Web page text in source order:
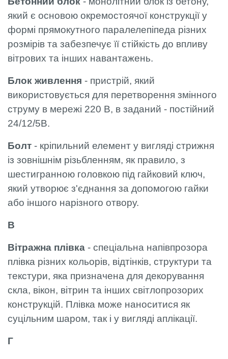
який є основою окремостоячої конструкції у
формі прямокутного паралелепіпеда різних
розмірів та забезпечує її стійкість до впливу
вітрових та інших навантажень.
Блок живлення - пристрій, який
використовується для перетворення змінного
струму в мережі 220 В, в заданий - постійний
24/12/5В.
Болт - кріпильний елемент у вигляді стрижня
із зовнішнім різьбленням, як правило, з
шестигранною головкою під гайковий ключ,
який утворює з'єднання за допомогою гайки
або іншого нарізного отвору.
В
Вітражна плівка - спеціальна напівпрозора
плівка різних кольорів, відтінків, структури та
текстури, яка призначена для декорування
скла, вікон, вітрин та інших світлопрозорих
конструкцій. Плівка може наноситися як
суцільним шаром, так і у вигляді аплікації.
Г